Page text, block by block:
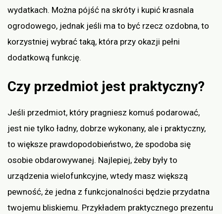
wydatkach. Można pójść na skróty i kupić krasnala
ogrodowego, jednak jeśli ma to być rzecz ozdobna, to
korzystniej wybrać taką, która przy okazji pełni
dodatkową funkcję.
Czy przedmiot jest praktyczny?
Jeśli przedmiot, który pragniesz komuś podarować,
jest nie tylko ładny, dobrze wykonany, ale i praktyczny,
to większe prawdopodobieństwo, że spodoba się
osobie obdarowywanej. Najlepiej, żeby były to
urządzenia wielofunkcyjne, wtedy masz większą
pewność, że jedna z funkcjonalności będzie przydatna
twojemu bliskiemu. Przykładem praktycznego prezentu